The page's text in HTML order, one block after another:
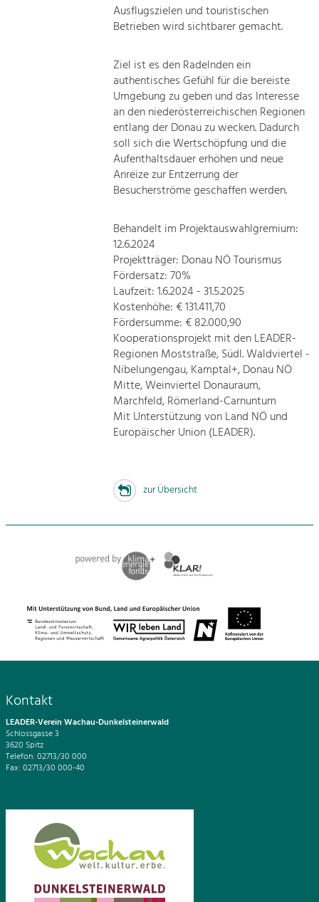
Ausflugszielen und touristischen
Betrieben wird sichtbarer gemacht.
Ziel ist es den Radelnden ein
authentisches Gefühl für die bereiste
Umgebung zu geben und das Interesse
an den niederösterreichischen Regionen
entlang der Donau zu wecken. Dadurch
soll sich die Wertschöpfung und die
Aufenthaltsdauer erhöhen und neue
Anreize zur Entzerrung der
Besucherströme geschaffen werden.
Behandelt im Projektauswahlgremium:
12.6.2024
Projektträger: Donau NÖ Tourismus
Fördersatz: 70%
Laufzeit: 1.6.2024 - 31.5.2025
Kostenhöhe: € 131.411,70
Fördersumme: € 82.000,90
Kooperationsprojekt mit den LEADER-
Regionen Moststraße, Südl. Waldviertel -
Nibelungengau, Kamptal+, Donau NÖ
Mitte, Weinviertel Donauraum,
Marchfeld, Römerland-Carnuntum
Mit Unterstützung von Land NÖ und
Europäischer Union (LEADER).
zur Übersicht
Kontakt
LEADER-Verein Wachau-Dunkelsteinerwald
Schlossgasse 3
3620 Spitz
Telefon: 02713/30 000
Fax: 02713/30 000-40